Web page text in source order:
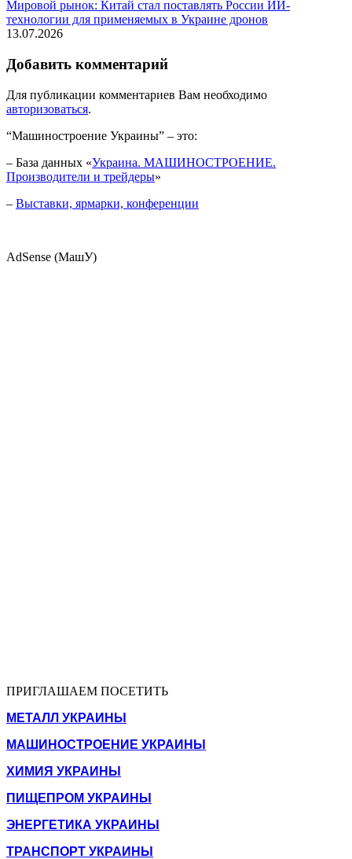
Мировой рынок: Китай стал поставлять России ИИ-
технологии для применяемых в Украине дронов
13.07.2026
Добавить комментарий
Для публикации комментариев Вам необходимо
авторизоваться.
“Машиностроение Украины” – это:
– База данных «Украина. МАШИНОСТРОЕНИЕ.
Производители и трейдеры»
– Выставки, ярмарки, конференции
AdSense (МашУ)
ПРИГЛАШАЕМ ПОСЕТИТЬ
МЕТАЛЛ УКРАИНЫ
МАШИНОСТРОЕНИЕ УКРАИНЫ
ХИМИЯ УКРАИНЫ
ПИЩЕПРОМ УКРАИНЫ
ЭНЕРГЕТИКА УКРАИНЫ
ТРАНСПОРТ УКРАИНЫ